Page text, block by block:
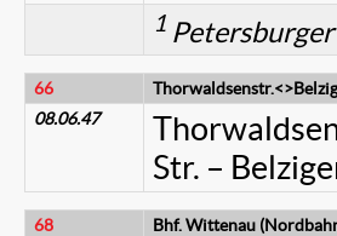
1 Petersburger
66
08.06.47
Str. –
68
Bhf. Wittenau